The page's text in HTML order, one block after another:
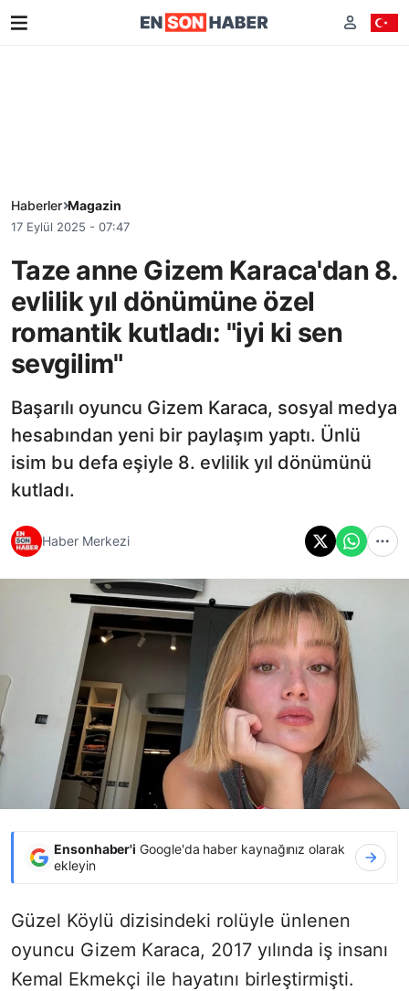
Haberler Magazin
17 Eylül 2025 - 07:47
Taze anne Gizem Karaca'dan 8.
evlilik yıl dönümüne özel
romantik kutladı: "iyi ki sen
sevgilim"
Başarılı oyuncu Gizem Karaca, sosyal medya
hesabından yeni bir paylaşım yaptı. Ünlü
isim bu defa eşiyle 8. evlilik yıl dönümünü
kutladı.
Haber Merkezi
Ensonhaber'i Google'da haber kaynağınız olarak
ekleyin
Güzel Köylü dizisindeki rolüyle ünlenen
oyuncu Gizem Karaca, 2017 yılında iş insanı
Kemal Ekmekçi ile hayatını birleştirmişti.